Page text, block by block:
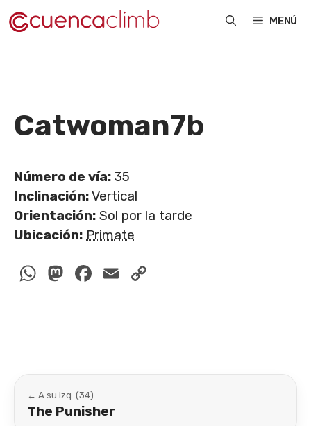
Saltar
al
MENÚ
Catwoman7b
Número de vía: 35
Inclinación:Vertical
Orientación: Sol por la tarde
Ubicación: Primate
WhatsApp
Mastodon
Facebook
Email
← A su izq. (34)
The Punisher